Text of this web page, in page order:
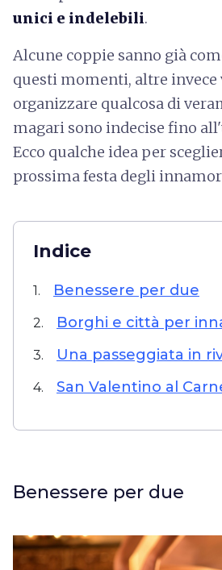
unici e indelebili.
Alcune coppie sanno già
questi momenti, altre invece
organizzare qualcosa di
magari sono indecise fino
Ecco qualche idea per
prossima festa degli
Indice
1. Benessere per due
2. Borghi e città per
3. Una passeggiata in
4. San Valentino al
Benessere per due